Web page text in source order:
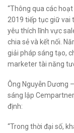
“Thông qua các
2019 tiếp tục giữ vai
yêu thích lĩnh vực
chia sẻ và kết nối.
giải pháp sáng tạo,
marketer tài năng
Ông Nguyễn Dương
sáng lập
định:
“Trong thời đại số,